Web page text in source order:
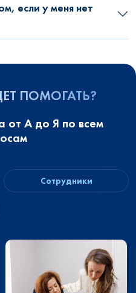
если у меня нет
ПОМОГАТЬ?
от А до Я по всем
Сотрудники